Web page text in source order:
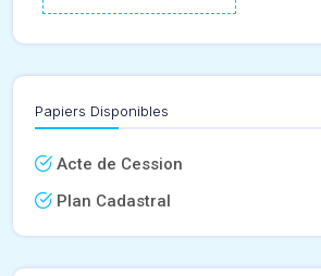
Papiers Disponibles
Acte de Cession
Plan Cadastral